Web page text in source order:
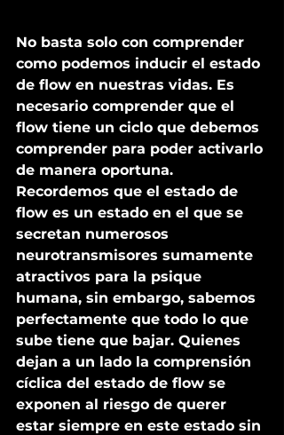
No basta solo con comprender
como podemos inducir el estado
de flow en nuestras vidas. Es
necesario comprender que el
flow tiene un ciclo que debemos
comprender para poder activarlo
de manera oportuna.
Recordemos que el estado de
flow es un estado en el que se
secretan numerosos
neurotransmisores sumamente
atractivos para la psique
humana, sin embargo, sabemos
perfectamente que todo lo que
sube tiene que bajar. Quienes
dejan a un lado la comprensión
cíclica del estado de flow se
exponen al riesgo de querer
estar siempre en este estado sin